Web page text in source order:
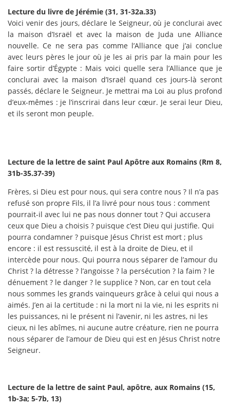
Lecture du livre de Jérémie (31, 31-32a.33)
Voici venir des jours, déclare le Seigneur, où je conclurai avec
la maison d’Israël et avec la maison de Juda une Alliance
nouvelle. Ce ne sera pas comme l’Alliance que j’ai conclue
avec leurs pères le jour où je les ai pris par la main pour les
faire sortir d’Égypte : Mais voici quelle sera l’Alliance que je
conclurai avec la maison d’Israël quand ces jours-là seront
passés, déclare le Seigneur. Je mettrai ma Loi au plus profond
d’eux-mêmes : je l’inscrirai dans leur cœur. Je serai leur Dieu,
et ils seront mon peuple.
Lecture de la lettre de saint Paul Apôtre aux Romains (Rm 8,
31b-35.37-39)
Frères, si Dieu est pour nous, qui sera contre nous ? Il n’a pas
refusé son propre Fils, il l’a livré pour nous tous : comment
pourrait-il avec lui ne pas nous donner tout ? Qui accusera
ceux que Dieu a choisis ? puisque c’est Dieu qui justifie. Qui
pourra condamner ? puisque Jésus Christ est mort ; plus
encore : il est ressuscité, il est à la droite de Dieu, et il
intercède pour nous. Qui pourra nous séparer de l’amour du
Christ ? la détresse ? l’angoisse ? la persécution ? la faim ? le
dénuement ? le danger ? le supplice ? Non, car en tout cela
nous sommes les grands vainqueurs grâce à celui qui nous a
aimés. J’en ai la certitude : ni la mort ni la vie, ni les esprits ni
les puissances, ni le présent ni l’avenir, ni les astres, ni les
cieux, ni les abîmes, ni aucune autre créature, rien ne pourra
nous séparer de l’amour de Dieu qui est en Jésus Christ notre
Seigneur.
Lecture de la lettre de saint Paul, apôtre, aux Romains (15,
1b-3a; 5-7b, 13)